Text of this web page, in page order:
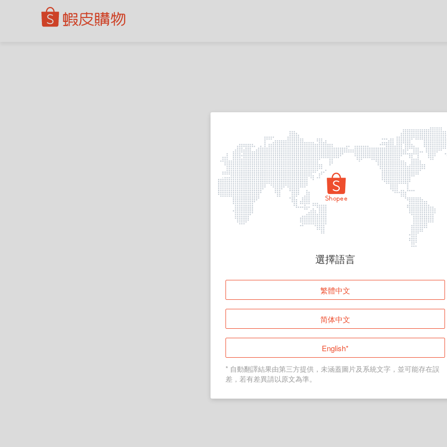
頁面無法顯示
登入
返回首頁
選擇語言
繁體中文
简体中文
English*
* 自動翻譯結果由第三方提供，未涵蓋圖片及系統文字，並可能存在誤
差，若有差異請以原文為準。